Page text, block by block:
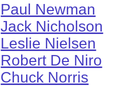
Paul Newman
Jack Nicholson
Leslie Nielsen
Robert De Niro
Chuck Norris